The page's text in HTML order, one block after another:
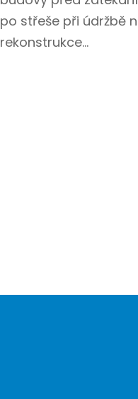
po střeše při údržbě
rekonstrukce...